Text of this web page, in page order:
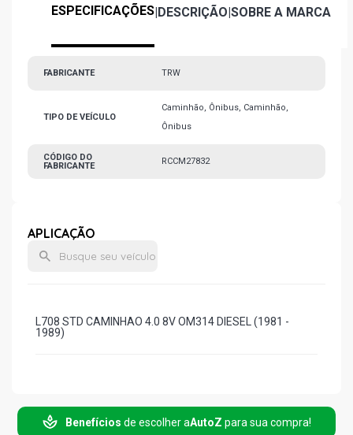
ESPECIFICAÇÕES|DESCRIÇÃO|SOBRE A MARCA
FABRICANTE TRW
TIPO DE VEÍCULO
Caminhão, Ônibus, Caminhão,
Ônibus
CÓDIGO DO
FABRICANTE
RCCM27832
APLICAÇÃO
L708 STD CAMINHAO 4.0 8V OM314 DIESEL (1981 -
1989)
Benefícios de escolher aAutoZ para sua compra!